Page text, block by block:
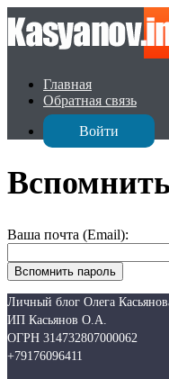
Главная
Обратная связь
Войти
Ваша почта (Email):
Личный блог Олега
ИП Касьянов О.А.
ОГРН 314732807000062
+79176096411